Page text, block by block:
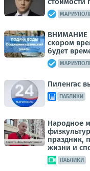
ВНИМАНИЕ
скором
будет
Пиленгас
ПАБЛИКИ
Народное
праздник,
жизни и
ПАБЛИКИ